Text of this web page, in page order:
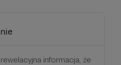
informacja, że